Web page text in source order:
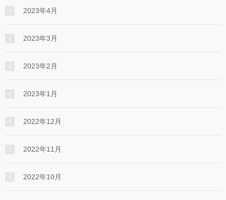
2023年4月
2023年3月
2023年2月
2023年1月
2022年12月
2022年11月
2022年10月